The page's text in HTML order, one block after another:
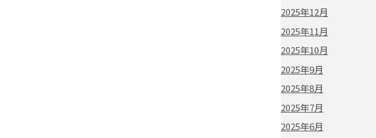
2025年12月
2025年11月
2025年10月
2025年9月
2025年8月
2025年7月
2025年6月